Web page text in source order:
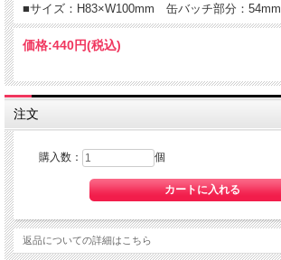
■サイズ：H83×W100mm 缶バッチ部分：54mm
価格:440円(税込)
注文
購入数： 個
返品についての詳細はこちら